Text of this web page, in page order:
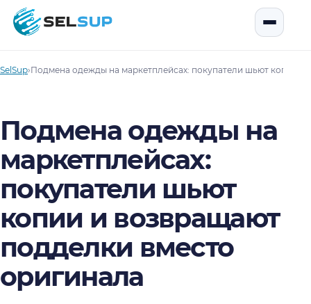
SelSup
SelSup›Подмена одежды на маркетплейсах: покупатели шьют копии и
Подмена одежды на
маркетплейсах:
покупатели шьют
копии и возвращают
подделки вместо
оригинала